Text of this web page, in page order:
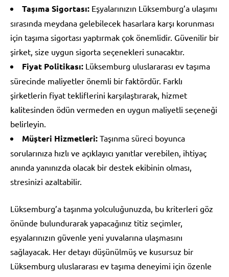
Taşıma Sigortası: Eşyalarınızın Lüksemburg’a ulaşımı
sırasında meydana gelebilecek hasarlara karşı korunması
için taşıma sigortası yaptırmak çok önemlidir. Güvenilir bir
şirket, size uygun sigorta seçenekleri sunacaktır.
Fiyat Politikası: Lüksemburg uluslararası ev taşıma
sürecinde maliyetler önemli bir faktördür. Farklı
şirketlerin fiyat tekliflerini karşılaştırarak, hizmet
kalitesinden ödün vermeden en uygun maliyetli seçeneği
belirleyin.
Müşteri Hizmetleri: Taşınma süreci boyunca
sorularınıza hızlı ve açıklayıcı yanıtlar verebilen, ihtiyaç
anında yanınızda olacak bir destek ekibinin olması,
stresinizi azaltabilir.
Lüksemburg’a taşınma yolculuğunuzda, bu kriterleri göz
önünde bulundurarak yapacağınız titiz seçimler,
eşyalarınızın güvenle yeni yuvalarına ulaşmasını
sağlayacak. Her detayı düşünülmüş ve kusursuz bir
Lüksemburg uluslararası ev taşıma deneyimi için özenle